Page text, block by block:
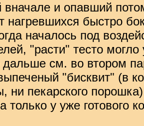
и опавший
нагревшихся быстро
началось под
"расти" тестo
см. во втором
"бисквит" (в
ни пекарского
только у уже готового